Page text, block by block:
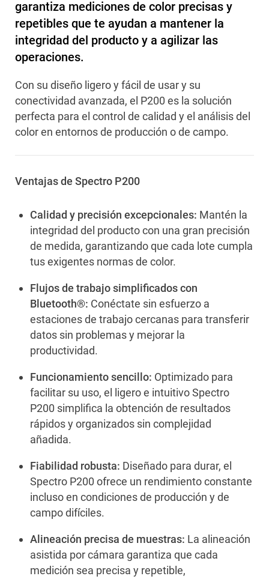
garantiza mediciones de color precisas y
repetibles que te ayudan a mantener la
integridad del producto y a agilizar las
operaciones.
Con su diseño ligero y fácil de usar y su
conectividad avanzada, el P200 es la solución
perfecta para el control de calidad y el análisis del
color en entornos de producción o de campo.
Ventajas de Spectro P200
Calidad y precisión excepcionales: Mantén la
integridad del producto con una gran precisión
de medida, garantizando que cada lote cumpla
tus exigentes normas de color.
Flujos de trabajo simplificados con
Bluetooth®: Conéctate sin esfuerzo a
estaciones de trabajo cercanas para transferir
datos sin problemas y mejorar la
productividad.
Funcionamiento sencillo: Optimizado para
facilitar su uso, el ligero e intuitivo Spectro
P200 simplifica la obtención de resultados
rápidos y organizados sin complejidad
añadida.
Fiabilidad robusta: Diseñado para durar, el
Spectro P200 ofrece un rendimiento constante
incluso en condiciones de producción y de
campo difíciles.
Alineación precisa de muestras: La alineación
asistida por cámara garantiza que cada
medición sea precisa y repetible,